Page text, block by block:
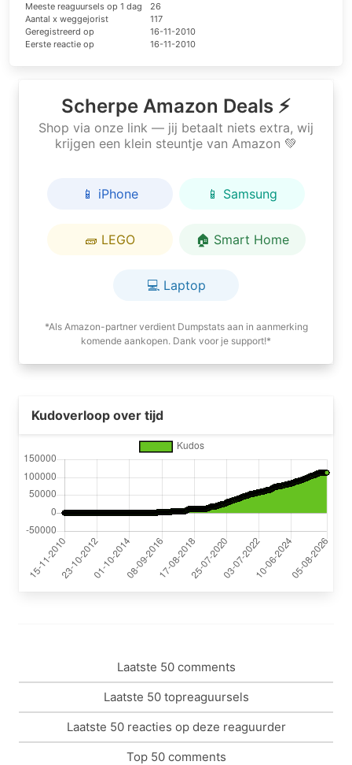
Meeste reaguursels op 1 dag
26
Aantal x weggejorist
117
Geregistreerd op
16-11-2010
Eerste reactie op
16-11-2010
Scherpe Amazon Deals ⚡
Shop via onze link — jij betaalt niets extra, wij
krijgen een klein steuntje van Amazon 💚
📱 iPhone 📱 Samsung
🧱 LEGO 🏠 Smart Home
💻 Laptop
*Als Amazon-partner verdient Dumpstats aan in aanmerking
komende aankopen. Dank voor je support!*
Kudoverloop over tijd
Laatste 50 comments
Laatste 50 topreaguursels
Laatste 50 reacties op deze reaguurder
Top 50 comments